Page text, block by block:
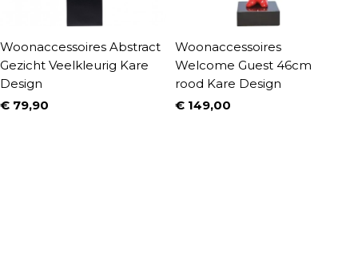
Woonaccessoires Abstract
Gezicht Veelkleurig Kare
Design
Prijs
€ 79,90
Woonaccessoires
Welcome Guest 46cm
rood Kare Design
Prijs
€ 149,00